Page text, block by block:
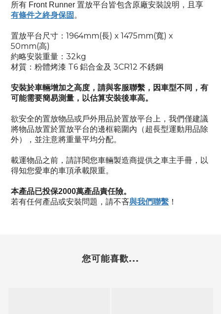
所有 Front Runner 置放平台皆包含原廠安裝說明， 且享
有條件之終身保固。
置放平台尺寸： 1964mm(長) x 1475mm(寬) x
50mm(高)
約略安裝重量： 32kg
材質：粉體烤漆 T6 鋁合金及 3CR12 不銹鋼
安裝於車輛增加之高度，請與客服聯繫，因車型不同，有
可能需要簡易測量，以估算安裝後車高。
欲安全的置放物品或戶外用品於置放平台上，我們僅建議
將物品放置於置放平台的邊框範圍內（超長型運動用品除
外），並注意將重量平均分配。
載運物品之前，請詳閱您車輛製造商提供之車主手冊，以
得知您愛車的車頂承載限重。
本產品已投保2000萬產品責任險。
若有任何產品或安裝問題， 請不吝與我們聯繫 ！
您可能喜歡...